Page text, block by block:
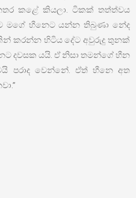
කළේ කියලා. ටිකක් තත්ත්වය
මගේ හීනෙට යන්න තිබුණා නේද
කරන්න හිටිය දේට අවුරුදු තුනක්
දවසක යයි. ඒ නිසා තමන්ගේ හීන
පරාද වෙන්නේ. ඒත් හීනෙ අත